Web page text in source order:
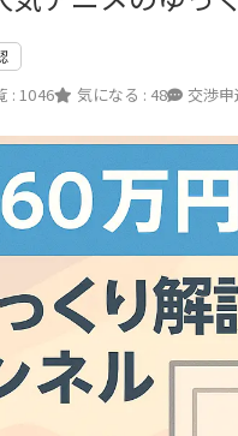
: 1046 気になる : 48 交渉申